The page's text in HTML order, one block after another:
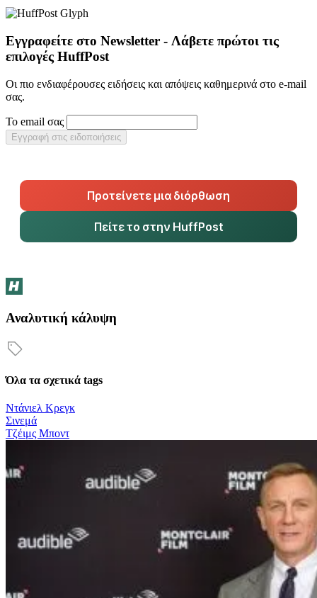
Εγγραφείτε στο Newsletter - Λάβετε πρώτοι τις
επιλογές HuffPost
Οι πιο ενδιαφέρουσες ειδήσεις και απόψεις καθημερινά στο e-mail
σας.
Το email σας
Εγγραφή στις ειδοποιήσεις
Προτείνετε μια διόρθωση
Πείτε το στην HuffPost
Αναλυτική κάλυψη
Όλα τα σχετικά tags
Ντάνιελ Κρεγκ
Σινεμά
Τζέιμς Μποντ